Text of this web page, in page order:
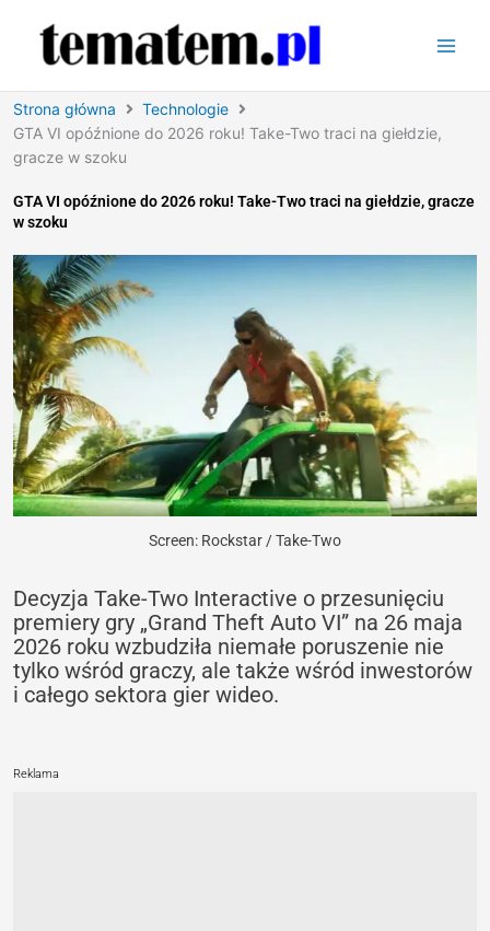
Strona główna
Technologie
GTA VI opóźnione do 2026 roku! Take-Two traci na giełdzie,
gracze w szoku
GTA VI opóźnione do 2026 roku! Take-Two traci na giełdzie, gracze
w szoku
Screen: Rockstar / Take-Two
Decyzja Take-Two Interactive o przesunięciu
premiery gry „Grand Theft Auto VI” na 26 maja
2026 roku wzbudziła niemałe poruszenie nie
tylko wśród graczy, ale także wśród inwestorów
i całego sektora gier wideo.
Reklama